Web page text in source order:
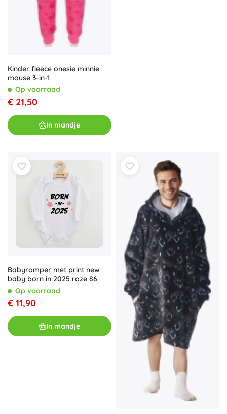
Kinder fleece onesie minnie
mouse 3-in-1
Op voorraad
€ 21,50
In mandje
Babyromper met print new
baby born in 2025 roze 86
Op voorraad
€ 11,90
In mandje